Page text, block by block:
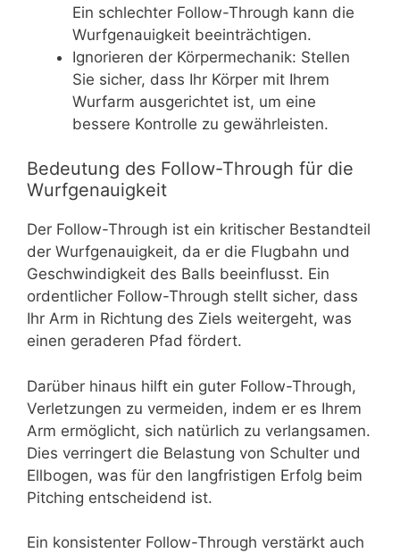
Ein schlechter Follow-Through kann die
Wurfgenauigkeit beeinträchtigen.
Ignorieren der Körpermechanik: Stellen
Sie sicher, dass Ihr Körper mit Ihrem
Wurfarm ausgerichtet ist, um eine
bessere Kontrolle zu gewährleisten.
Bedeutung des Follow-Through für die
Wurfgenauigkeit
Der Follow-Through ist ein kritischer Bestandteil
der Wurfgenauigkeit, da er die Flugbahn und
Geschwindigkeit des Balls beeinflusst. Ein
ordentlicher Follow-Through stellt sicher, dass
Ihr Arm in Richtung des Ziels weitergeht, was
einen geraderen Pfad fördert.
Darüber hinaus hilft ein guter Follow-Through,
Verletzungen zu vermeiden, indem er es Ihrem
Arm ermöglicht, sich natürlich zu verlangsamen.
Dies verringert die Belastung von Schulter und
Ellbogen, was für den langfristigen Erfolg beim
Pitching entscheidend ist.
Ein konsistenter Follow-Through verstärkt auch